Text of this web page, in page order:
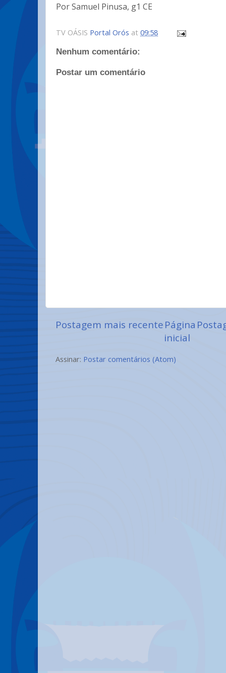
Por Samuel Pinusa, g1 CE
TV OÁSIS Portal Orós at 09:58
Nenhum comentário:
Postar um comentário
Postagem mais recentePágina
inicial
Assinar: Postar comentários (Atom)